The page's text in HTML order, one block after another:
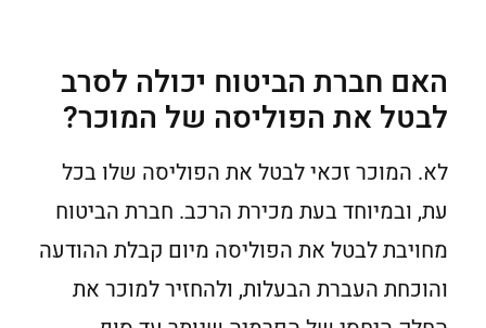
האם חברת הביטוח יכולה לסרב
לבטל את הפוליסה של המוכר?
לא. המוכר זכאי לבטל את הפוליסה שלו בכל
עת, ובמיוחד בעת מכירת הרכב. חברת הביטוח
מחויבת לבטל את הפוליסה מיום קבלת ההודעה
והוכחת העברת הבעלות, ולהחזיר למוכר את